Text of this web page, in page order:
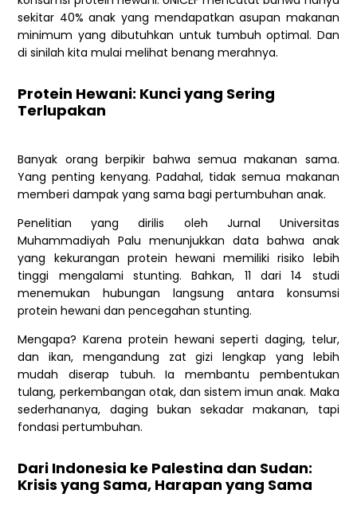
sekitar 40% anak yang mendapatkan asupan makanan
minimum yang dibutuhkan untuk tumbuh optimal. Dan
di sinilah kita mulai melihat benang merahnya.
Protein Hewani: Kunci yang Sering
Terlupakan
Banyak orang berpikir bahwa semua makanan sama.
Yang penting kenyang. Padahal, tidak semua makanan
memberi dampak yang sama bagi pertumbuhan anak.
Penelitian yang dirilis oleh Jurnal Universitas
Muhammadiyah Palu menunjukkan data bahwa anak
yang kekurangan protein hewani memiliki risiko lebih
tinggi mengalami stunting. Bahkan, 11 dari 14 studi
menemukan hubungan langsung antara konsumsi
protein hewani dan pencegahan stunting.
Mengapa? Karena protein hewani seperti daging, telur,
dan ikan, mengandung zat gizi lengkap yang lebih
mudah diserap tubuh. Ia membantu pembentukan
tulang, perkembangan otak, dan sistem imun anak. Maka
sederhananya, daging bukan sekadar makanan, tapi
fondasi pertumbuhan.
Dari Indonesia ke Palestina dan Sudan:
Krisis yang Sama, Harapan yang Sama